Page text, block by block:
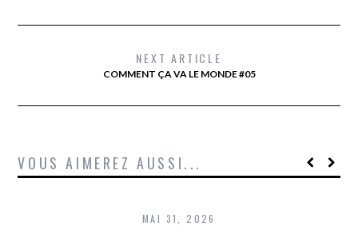
NEXT ARTICLE
COMMENT ÇA VA LE MONDE #05
VOUS AIMEREZ AUSSI...
MAI 31, 2026